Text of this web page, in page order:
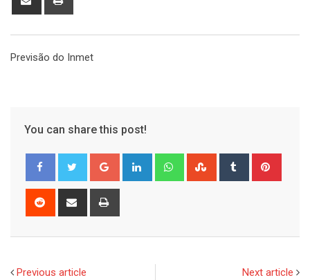
Previsão do Inmet
You can share this post!
Google+ LinkedIn WhatsappStumbleUpon
Tumblr
Reddit
Share
Previous article Next article